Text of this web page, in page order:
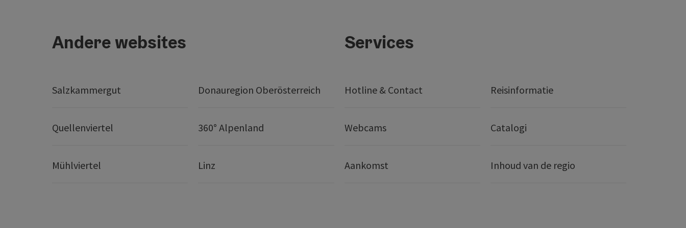
Andere websites
Salzkammergut Donauregion Oberösterreich
Quellenviertel 360° Alpenland
Mühlviertel Linz
Services
Hotline & Contact Reisinformatie
Webcams Catalogi
Aankomst Inhoud van de regio